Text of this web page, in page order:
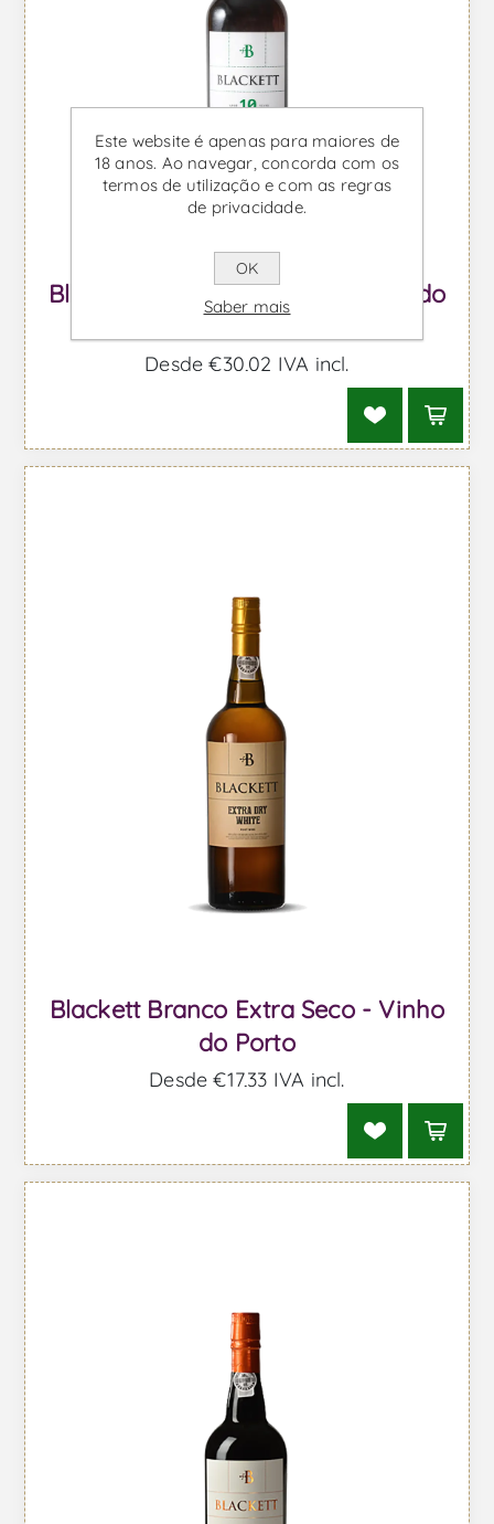
Blackett Branco 10 Anos - Vinho do
Desde €30,02 IVA incl.
Blackett Branco Extra Seco - Vinho
do Porto
Desde €17,33 IVA incl.
Este website é apenas para maiores de
18 anos. Ao navegar, concorda com os
termos de utilização e com as regras
de privacidade.
OK
Saber mais